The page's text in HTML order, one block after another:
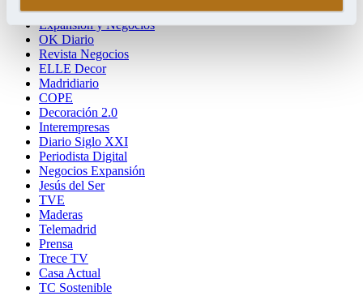
Tentaciones de Mujer
Expansión y Negocios
OK Diario
Revista Negocios
ELLE Decor
Madridiario
COPE
Decoración 2.0
Interempresas
Diario Siglo XXI
Periodista Digital
Negocios Expansión
Jesús del Ser
TVE
Maderas
Telemadrid
Prensa
Trece TV
Casa Actual
TC Sostenible